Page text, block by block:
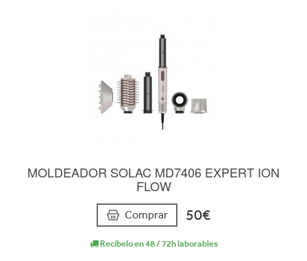
MOLDEADOR SOLAC MD7406 EXPERT ION
FLOW
Comprar 50€
Recíbelo en 48 / 72h laborables